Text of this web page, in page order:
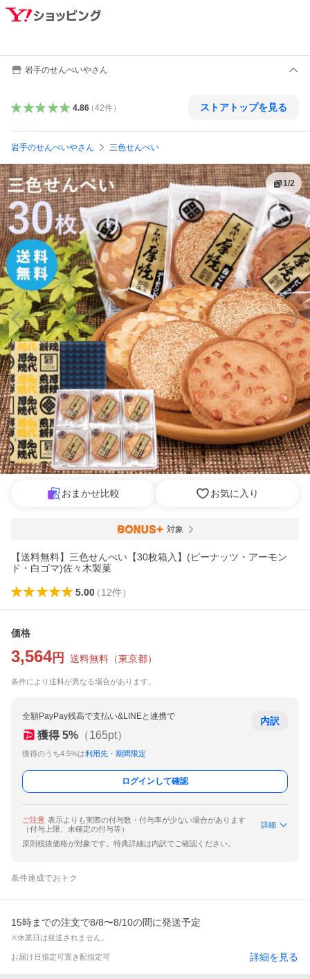
岩手のせんべいやさん
4.86（42件） ストアトップを見る
岩手のせんべいやさん 三色せんべい
1/2
おまかせ比較 お気に入り
対象
【送料無料】三色せんべい【30枚箱入】(ピーナッツ・アーモン
ド・白ゴマ)佐々木製菓
5.00（12件）
価格
3,564円 送料無料 （東京都）
条件により送料が異なる場合があります。
全額PayPay残高で支払い&LINEと連携で
獲得 5% （165pt）
獲得のうち4.5%は利用先・期間限定
内訳
ログインして確認
ご注意 表示よりも実際の付与数・付与率が少ない場合があります
（付与上限、未確定の付与等）
詳細
原則税抜価格が対象です。特典詳細は内訳でご確認ください。
条件達成でおトク
15時までの注文で8/8〜8/10の間に発送予定
※休業日は発送されません。
お届け日指定可置き配指定可 詳細を見る